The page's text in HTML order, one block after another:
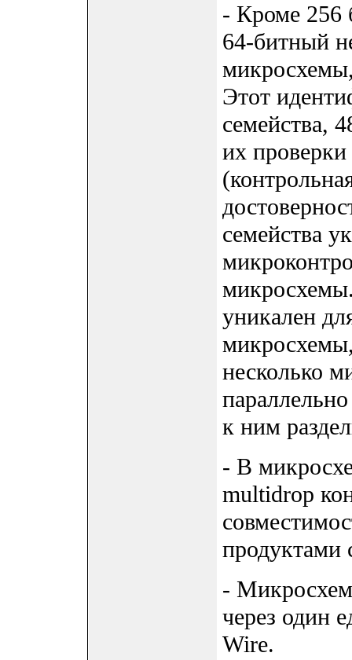
- Кроме 256
64-битный
Этот
семейства,
их
семейства
уникален
несколько
к ним
- В
multidrop
продуктами
-
через один
Wire.